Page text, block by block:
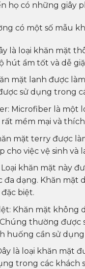
họ có những giây
có một số mẫu
là loại khăn mặt
hút ẩm tốt và dễ
mặt lanh được
sử dụng trong
Microfiber là một
mềm mại và
mặt terry được
cho việc vệ sinh và
khăn mặt này
đa dạng. Khăn
biệt.
Khăn mặt không
thường được
huống cần sử
là loại khăn mặt
trong các khách